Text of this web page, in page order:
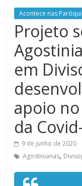
Acontece nas
Projeto
em
apoio
da
9 de junho de 2020
Agostinianas,